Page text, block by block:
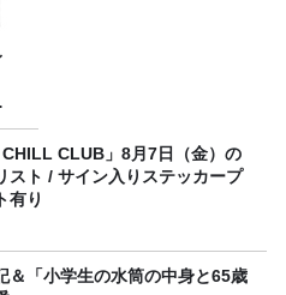
CHILL CLUB」8月7日（金）の
スト / サイン入りステッカープ
有り
＆「小学生の水筒の中身と65歳